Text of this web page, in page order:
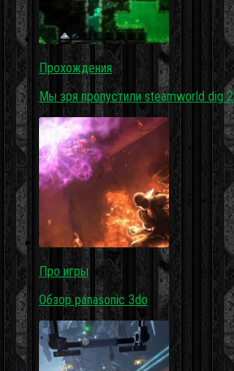
Прохождения
Мы зря пропустили steamworld dig 2
Про игры
Обзор panasonic 3do